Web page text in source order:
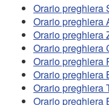
Orario preghiera
Orario preghiera
Orario preghiera
Orario preghiera
Orario preghiera
Orario preghiera
Orario preghiera
Orario preghiera